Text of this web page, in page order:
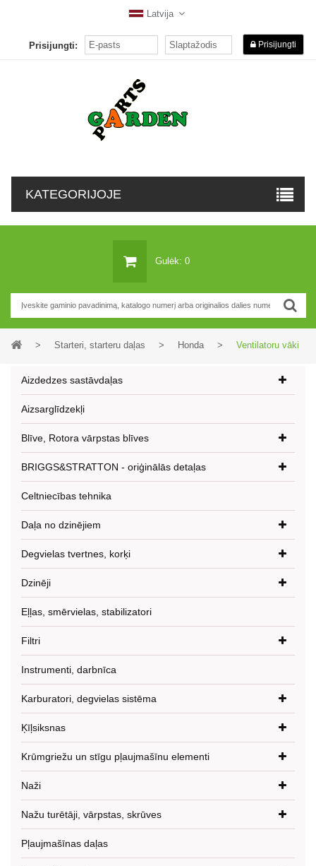
Latvija
Prisijungti: Prisijungti
KATEGORIJOJE
Gulėk: 0
> Starteri, starteru daļas > Honda > Ventilatoru vāki
Aizdedzes sastāvdaļas
Aizsarglīdzekļi
Blīve, Rotora vārpstas blīves
BRIGGS&STRATTON - oriģinālās detaļas
Celtniecības tehnika
Daļa no dzinējiem
Degvielas tvertnes, korķi
Dzinēji
Eļļas, smērvielas, stabilizatori
Filtri
Instrumenti, darbnīca
Karburatori, degvielas sistēma
Ķīļsiksnas
Krūmgriežu un stīgu pļaujmašīnu elementi
Naži
Nažu turētāji, vārpstas, skrūves
Pļaujmašīnas daļas